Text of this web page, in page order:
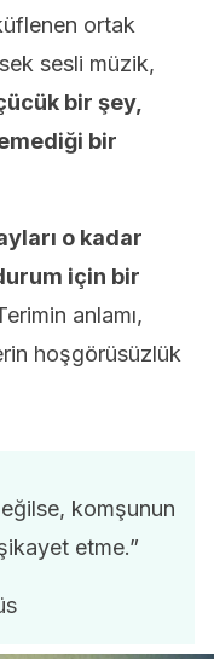
ortak
sesli müzik,
bir şey,
bir
o kadar
için bir
anlamı,
hoşgörüsüzlük
komşunun
etme.”